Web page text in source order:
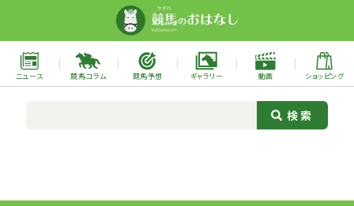
ニュース 競馬コラム 競馬予想 ギャラリー 動画 ショッピング